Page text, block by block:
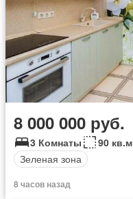
8 000 000 руб.
3 Комнаты
90 кв.м
Зеленая зона
8 часов назад